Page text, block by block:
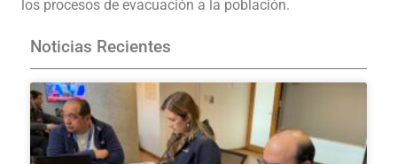
los procesos de evacuación a la población.
Noticias Recientes